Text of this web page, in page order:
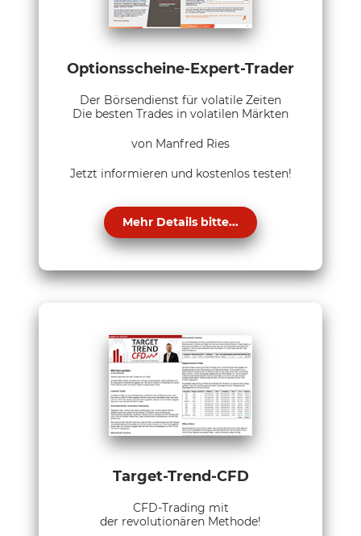
Optionsscheine-Expert-Trader
Der Börsendienst für volatile Zeiten
Die besten Trades in volatilen Märkten
von Manfred Ries
Jetzt informieren und kostenlos testen!
Mehr Details bitte...
Target-Trend-CFD
CFD-Trading mit
der revolutionären Methode!